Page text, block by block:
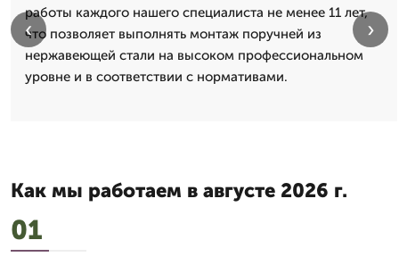
работы каждого нашего специалиста не менее 11 лет,
что позволяет выполнять монтаж поручней из
нержавеющей стали на высоком профессиональном
уровне и в соответствии с нормативами.
‹ ›
Как мы работаем в августе 2026 г.
01